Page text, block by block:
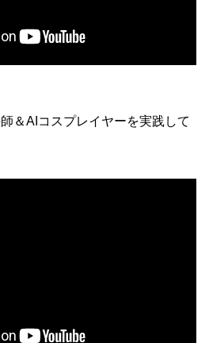
＆AIコスプレイヤーを実践して